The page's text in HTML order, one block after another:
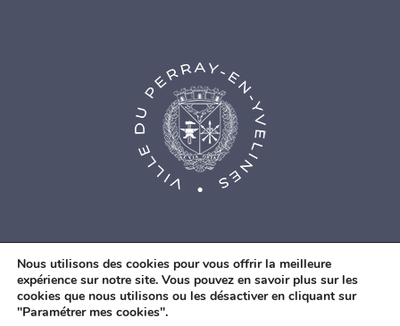
© Agence Web Fidesio|Mentions légales|Politique de
Nous utilisons des cookies pour vous offrir la meilleure
expérience sur notre site. Vous pouvez en savoir plus sur les
cookies que nous utilisons ou les désactiver en cliquant sur
"Paramétrer mes cookies".